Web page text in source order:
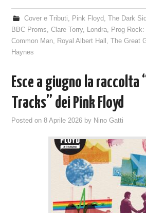
Cover e Tributi, Pink Floyd, The Dark
BBC Proms,Clare Torry, Londra, Prog
Common Man, Royal Albert Hall ,The Great
Haynes
Esce a giugno la raccolta
Tracks” dei Pink Floyd
Posted on8 Aprile 2026 by Nino Gatti